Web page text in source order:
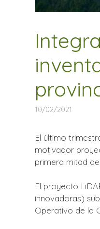
10/02/2021
El último
motivador
primera mitad de
El proyecto
innovadoras)
Operativo de la